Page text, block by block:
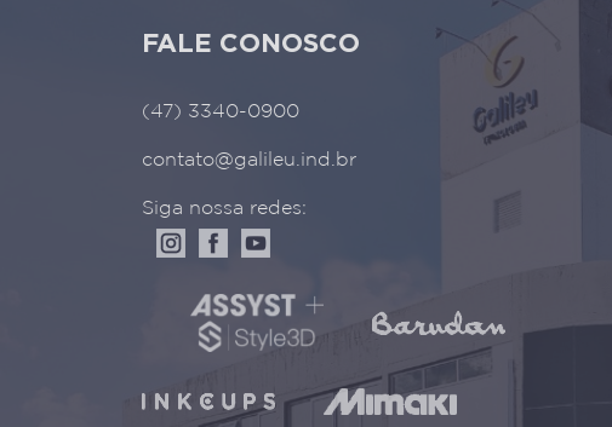
FALE CONOSCO
(47) 3340-0900
contato@galileu.ind.br
Siga nossa redes: